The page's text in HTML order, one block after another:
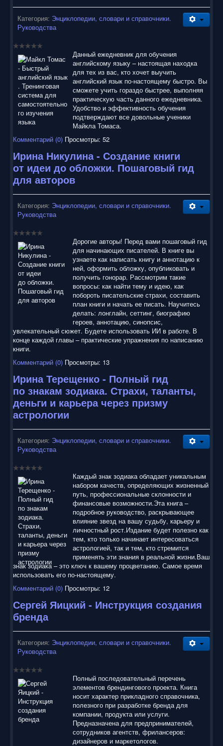
Категория: Энциклопедии, словари и справочники.
Руководства
Данный ежедневник для обучения
английскому языку – настоящая находка
для тех из вас, кто хочет выучить
английский язык по-настоящему быстро. Вы
сможете учить гораздо быстрее, выполняя
практическую часть данного ежедневника.
Удобство и эффективность обучения
подтверждают все довольные ученики
Майкла Томаса.
Комментарий (0) Просмотры: 52
Ирина Никулина - Создание книги
от идеи до обложки. Пошаговый гид
для авторов
Категория: Энциклопедии, словари и справочники.
Руководства
Дорогие авторы! Перед вами пошаговый гид
для начинающих писателей. В книге вы
узнаете как написать книгу и аннотацию к
ней, оформить обложку, опубликовать и
получить гонорар. Рассмотрим такие
вопросы: как найти тему и идею, как
побороть писательские страхи, составить
план книги и начать ее писать. Научитесь
делать: лонглайн, сеттинг, биографию
героев, аннотацию, синопсис,
увлекательный сюжет. Будете использовать ИИ в работе. В
конце каждой главы – практические упражнения по написанию
книги.
Комментарий (0) Просмотры: 13
Ирина Терещенко - Полный гид
по знакам зодиака. Страхи, таланты,
деньги и карьера через призму
астрологии
Категория: Энциклопедии, словари и справочники.
Руководства
Каждый знак зодиака обладает уникальным
набором качеств, определяющих жизненный
путь, профессиональные склонности и
финансовые возможности.Эта книга –
подробное руководство, раскрывающее
влияние звезд на вашу судьбу, карьеру и
личностный рост.Издание будет полезно как
тем, кто только начинает интересоваться
астрологией, так и тем, кто стремится
применять эти знания в реальной жизни.Ваш
знак зодиака – это ключ к вашему процветанию. Самое время
использовать его по-настоящему.
Комментарий (0) Просмотры: 12
Сергей Яицкий - Инструкция создания
бренда
Категория: Энциклопедии, словари и справочники.
Руководства
Полный последовательный перечень
элементов брендингового проекта. Книга
носит характер прикладного справочника,
полезного при разработке бренда для
компании, продукта или услуги.
Предназначена для предпринимателей,
сотрудников агентств, фрилансеров:
дизайнеров и маркетологов.